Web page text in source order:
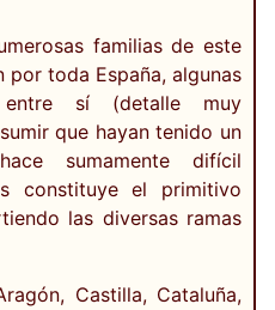
familias de este
por toda España, algunas
sí (detalle muy
que hayan tenido un
sumamente difícil
constituye el primitivo
las diversas ramas
Castilla, Cataluña,